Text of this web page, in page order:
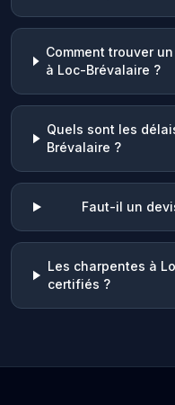
Comment trouver
à Loc-Brévalaire ?
Quels sont les
Brévalaire ?
Faut-il un
Les charpentes à
certifiés ?